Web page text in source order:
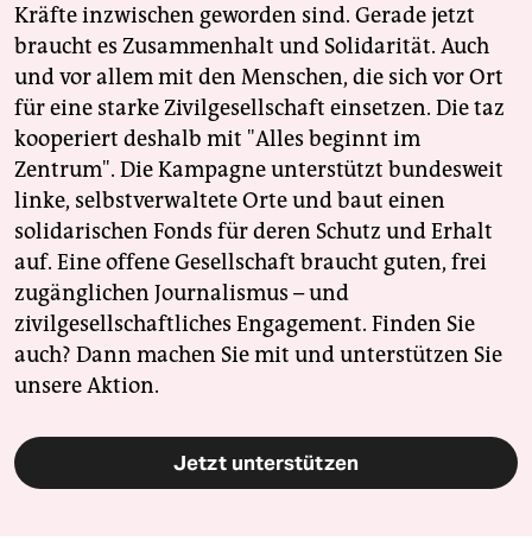
Kräfte inzwischen geworden sind. Gerade jetzt
braucht es Zusammenhalt und Solidarität. Auch
und vor allem mit den Menschen, die sich vor Ort
für eine starke Zivilgesellschaft einsetzen. Die taz
kooperiert deshalb mit "Alles beginnt im
Zentrum". Die Kampagne unterstützt bundesweit
linke, selbstverwaltete Orte und baut einen
solidarischen Fonds für deren Schutz und Erhalt
auf. Eine offene Gesellschaft braucht guten, frei
zugänglichen Journalismus – und
zivilgesellschaftliches Engagement. Finden Sie
auch? Dann machen Sie mit und unterstützen Sie
unsere Aktion.
Jetzt unterstützen